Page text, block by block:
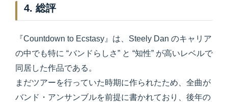
4. 総評
『Countdown to Ecstasy』は、Steely Dan のキャリア
の中でも特に “バンドらしさ” と “知性” が高いレベルで
同居した作品である。
まだツアーを行っていた時期に作られたため、全曲が
バンド・アンサンブルを前提に書かれており、後年の